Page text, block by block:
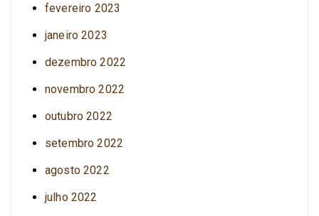
fevereiro 2023
janeiro 2023
dezembro 2022
novembro 2022
outubro 2022
setembro 2022
agosto 2022
julho 2022